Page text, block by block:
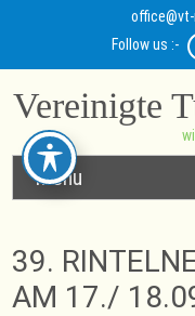
Follow us :-
Vereinigte
Menu
39.
AM 17./